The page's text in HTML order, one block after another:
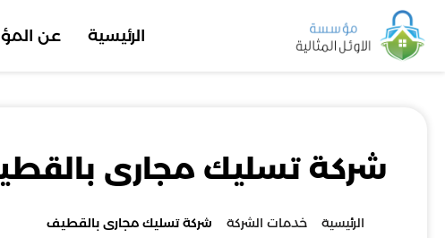
الرئيسية عن
شركة تسليك مجارى
الرئيسية خدمات الشركة شركة تسليك مجارى بالقطيف